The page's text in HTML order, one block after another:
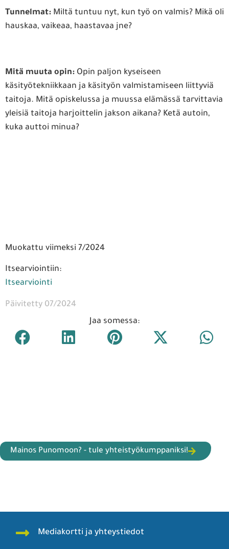
Tunnelmat: Miltä tuntuu nyt, kun työ on valmis? Mikä oli
hauskaa, vaikeaa, haastavaa jne?
Mitä muuta opin: Opin paljon kyseiseen
käsityötekniikkaan ja käsityön valmistamiseen liittyviä
taitoja. Mitä opiskelussa ja muussa elämässä tarvittavia
yleisiä taitoja harjoittelin jakson aikana? Ketä autoin,
kuka auttoi minua?
Muokattu viimeksi 7/2024
Itsearviointiin:
Itsearviointi
Päivitetty 07/2024
Jaa somessa:
Mainos Punomoon? - tule yhteistyökumppaniksi!
Mediakortti ja yhteystiedot